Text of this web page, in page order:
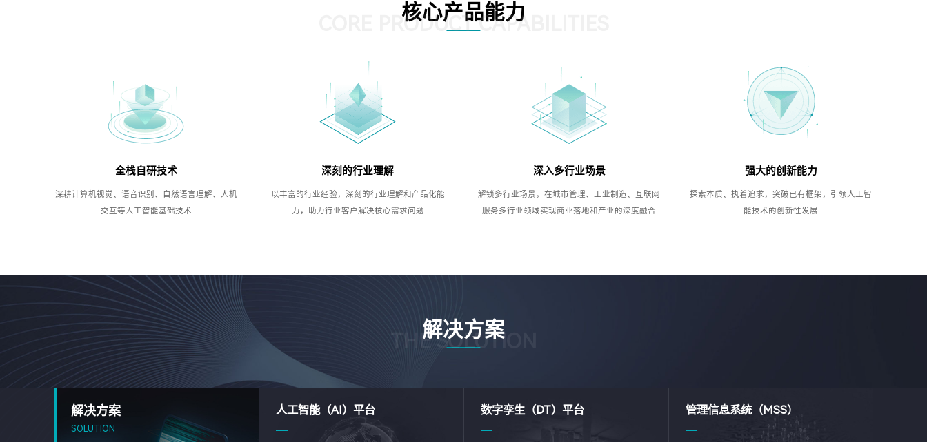
核心产品能力
CORE PRODUCT CAPABILITIES
全栈自研技术
深耕计算机视觉、语音识别、自然语言理解、人机
交互等人工智能基础技术
深刻的行业理解
以丰富的行业经验，深刻的行业理解和产品化能
力，助力行业客户解决核心需求问题
深入多行业场景
解锁多行业场景，在城市管理、工业制造、互联网
服务多行业领域实现商业落地和产业的深度融合
强大的创新能力
探索本质、执着追求，突破已有框架，引领人工智
能技术的创新性发展
解决方案
THE SOLUTION
解决方案
SOLUTION
人工智能（AI）平台 数字孪生（DT）平台 管理信息系统（MSS）